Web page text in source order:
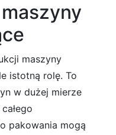
maszyny
istotną rolę. To
w dużej mierze
pakowania mogą